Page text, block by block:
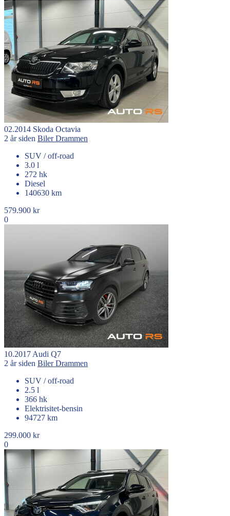
02.2014 Skoda Octavia
2 år siden BilerDrammen
SUV / off-road
3.0 l
272 hk
Diesel
140630 km
579.900 kr
0
10.2017 Audi Q7
2 år siden BilerDrammen
SUV / off-road
2.5 l
366 hk
Elektrisitet-bensin
94727 km
299.000 kr
0